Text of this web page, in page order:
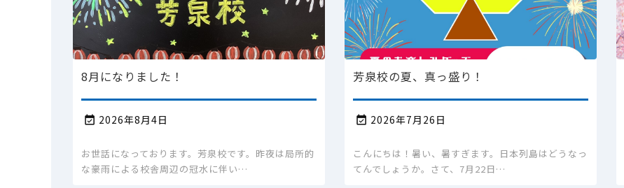
8月になりました！
 2026年8月4日
お世話になっております。芳泉校です。昨夜は局所的
な豪雨による校舎周辺の冠水に伴い…
芳泉校の夏、真っ盛り！
 2026年7月26日
こんにちは！暑い、暑すぎます。日本列島はどうなっ
てんでしょうか。さて、7月22日…